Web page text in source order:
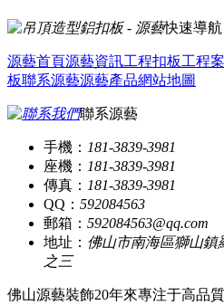
快速導航
源藝首頁源藝資訊工程扣板工程
板聯系源藝源藝產品網站地圖
聯系源藝
手機： 181-3839-3981
座機： 181-3839-3981
傳真： 181-3839-3981
QQ： 592084563
郵箱： 592084563@qq.com
地址： 佛山市南海區獅山鎮
之三
佛山源藝裝飾20年來專注于高品